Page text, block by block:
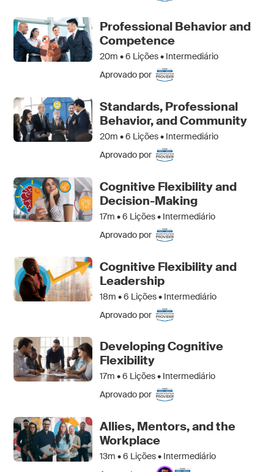
Professional Behavior and
Competence
20m •6 Lições • Intermediário
Aprovado por
Standards, Professional
Behavior, and Community
20m •6 Lições • Intermediário
Aprovado por
Cognitive Flexibility and
Decision-Making
17m •6 Lições • Intermediário
Aprovado por
Cognitive Flexibility and
Leadership
18m •6 Lições • Intermediário
Aprovado por
Developing Cognitive
Flexibility
17m •6 Lições • Intermediário
Aprovado por
Allies, Mentors, and the
Workplace
13m •6 Lições • Intermediário